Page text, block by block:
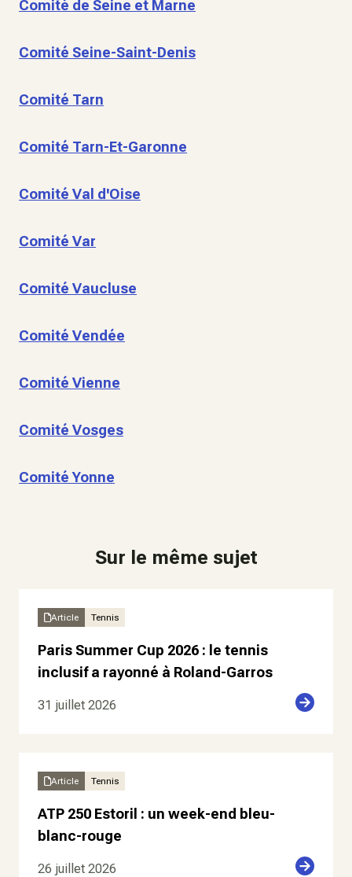
Comité de Seine et Marne
Comité Seine-Saint-Denis
Comité Tarn
Comité Tarn-Et-Garonne
Comité Val d'Oise
Comité Var
Comité Vaucluse
Comité Vendée
Comité Vienne
Comité Vosges
Comité Yonne
Sur le même sujet
Article Tennis
Paris Summer Cup 2026 : le tennis
inclusif a rayonné à Roland-Garros
31 juillet 2026
Article Tennis
ATP 250 Estoril : un week-end bleu-
blanc-rouge
26 juillet 2026